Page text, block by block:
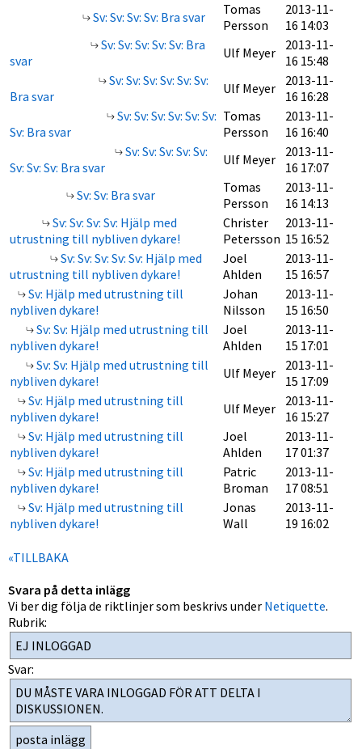
Sv: Sv: Sv: Sv: Bra svar
Tomas
Persson
2013-11-
16 14:03
Sv: Sv: Sv: Sv: Sv: Bra
svar
Ulf Meyer
2013-11-
16 15:48
Sv: Sv: Sv: Sv: Sv: Sv:
Bra svar
Ulf Meyer
2013-11-
16 16:28
Sv: Sv: Sv: Sv: Sv: Sv:
Sv: Bra svar
Tomas
Persson
2013-11-
16 16:40
Sv: Sv: Sv: Sv: Sv:
Sv: Sv: Sv: Bra svar
Ulf Meyer
2013-11-
16 17:07
Sv: Sv: Bra svar
Tomas
Persson
2013-11-
16 14:13
Sv: Sv: Sv: Sv: Hjälp med
utrustning till nybliven dykare!
Christer
Petersson
2013-11-
15 16:52
Sv: Sv: Sv: Sv: Sv: Hjälp med
utrustning till nybliven dykare!
Joel
Ahlden
2013-11-
15 16:57
Sv: Hjälp med utrustning till
nybliven dykare!
Johan
Nilsson
2013-11-
15 16:50
Sv: Sv: Hjälp med utrustning till
nybliven dykare!
Joel
Ahlden
2013-11-
15 17:01
Sv: Sv: Hjälp med utrustning till
nybliven dykare!
Ulf Meyer
2013-11-
15 17:09
Sv: Hjälp med utrustning till
nybliven dykare!
Ulf Meyer
2013-11-
16 15:27
Sv: Hjälp med utrustning till
nybliven dykare!
Joel
Ahlden
2013-11-
17 01:37
Sv: Hjälp med utrustning till
nybliven dykare!
Patric
Broman
2013-11-
17 08:51
Sv: Hjälp med utrustning till
nybliven dykare!
Jonas
Wall
2013-11-
19 16:02
«TILLBAKA
Svara på detta inlägg
Vi ber dig följa de riktlinjer som beskrivs under Netiquette.
Rubrik:
Svar: